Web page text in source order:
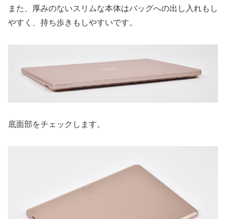
また、厚みのないスリムな本体はバッグへの出し入れもし
やすく、持ち歩きもしやすいです。
底面部をチェックします。